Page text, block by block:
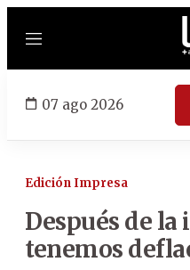
Menú
07 ago 2026
Edición Impresa
Después de
tenemos